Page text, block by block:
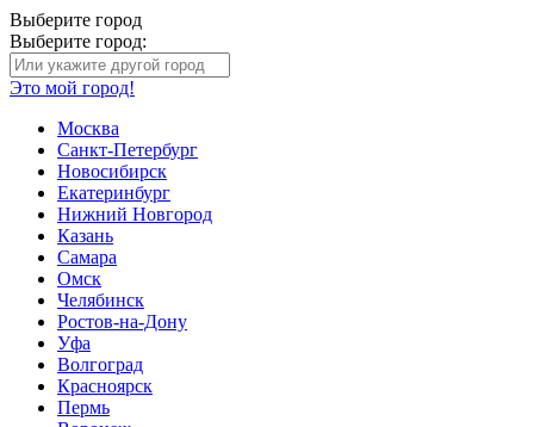
Выберите город
Выберите город:
Это мой город!
Москва
Санкт-Петербург
Новосибирск
Екатеринбург
Нижний Новгород
Казань
Самара
Омск
Челябинск
Ростов-на-Дону
Уфа
Волгоград
Красноярск
Пермь